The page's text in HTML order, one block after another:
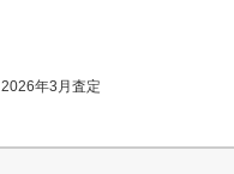
2026年3月査定